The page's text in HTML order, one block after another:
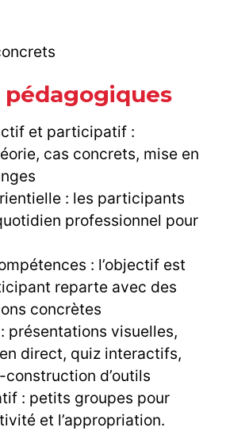
et participatif :
cas concrets, mise en
: les participants
professionnel pour
: l’objectif est
reparte avec des
concrètes
présentations visuelles,
direct, quiz interactifs,
d’outils
: petits groupes pour
et l’appropriation.